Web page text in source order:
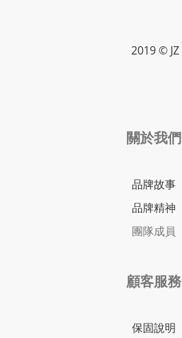
2019 © JZ
關於我們
品牌故事
品牌精神
團隊成員
顧客服務
保固說明